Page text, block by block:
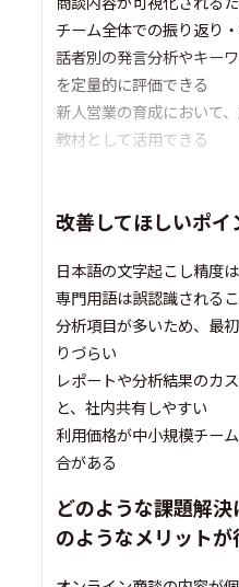
チーム全体での振り返り
話者別の発言分析やキー
を定量的に評価できる
新人営業の育成において
教材として活用できる
改善してほしいポイ
日本語の文字起こし精度
専門用語は誤認識される
分析項目が多いため、最
りづらい
レポートや分析結果のカ
と、社内共有しやすい
利用価格が中小規模チー
合がある
どのような課題解
のようなメリット